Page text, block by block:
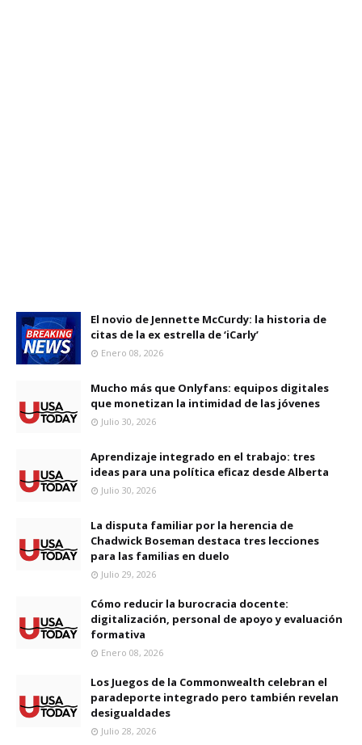
El novio de Jennette McCurdy: la historia de
citas de la ex estrella de ‘iCarly’
Enero 08, 2026
Mucho más que Onlyfans: equipos digitales
que monetizan la intimidad de las jóvenes
Julio 30, 2026
Aprendizaje integrado en el trabajo: tres
ideas para una política eficaz desde Alberta
Julio 30, 2026
La disputa familiar por la herencia de
Chadwick Boseman destaca tres lecciones
para las familias en duelo
Julio 29, 2026
Cómo reducir la burocracia docente:
digitalización, personal de apoyo y evaluación
formativa
Enero 08, 2026
Los Juegos de la Commonwealth celebran el
paradeporte integrado pero también revelan
desigualdades
Julio 28, 2026